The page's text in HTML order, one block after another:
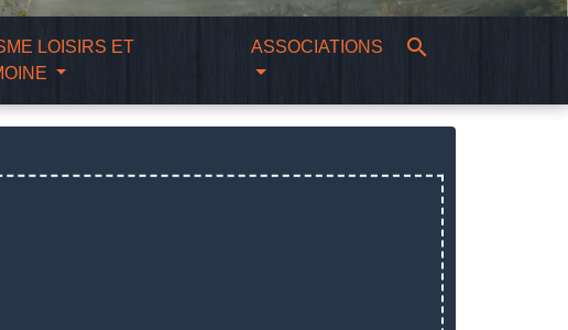
LOISIRS ET
ASSOCIATIONS search